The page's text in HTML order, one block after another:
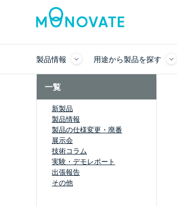
製品情報 用途から製品を探す
一覧
新製品
製品情報
製品の仕様変更・廃番
展示会
技術コラム
実験・デモレポート
出張報告
その他